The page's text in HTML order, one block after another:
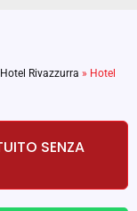
Hotel Rivazzurra » Hotel
SENZA